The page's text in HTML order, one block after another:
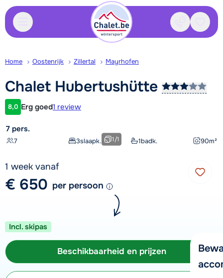
Contact
Home Oostenrijk Zillertal Mayrhofen
Chalet Hubertushütte
Klantwaardering
8,0 Erg goed1 review
7 pers.
7 3slaapk. 1badk. 90m²
1/1
1 week vanaf
€ 650 per persoon
Incl. skipas
Beschikbaarheid en prijzen